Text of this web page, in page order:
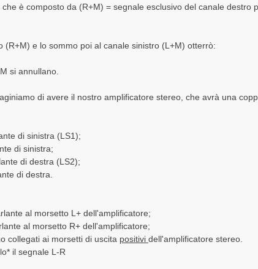
è composto da (R+M) = segnale esclusivo del canale destro
e lo sommo poi al canale sinistro (L+M) otterrò:
si annullano.
di avere il nostro amplificatore stereo, che avrà una
di sinistra (LS1);
di sinistra;
di destra (LS2);
di destra.
al morsetto L+ dell'amplificatore;
al morsetto R+ dell'amplificatore;
collegati ai morsetti di uscita positivi dell'amplificatore stereo.
il segnale L-R